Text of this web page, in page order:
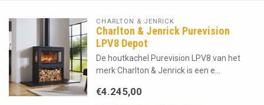
CHARLTON & JENRICK
Charlton & Jenrick Purevision
LPV8 Depot
De houtkachel Purevision LPV8 van het
merk Charlton & Jenrick is een e...
€4.245,00